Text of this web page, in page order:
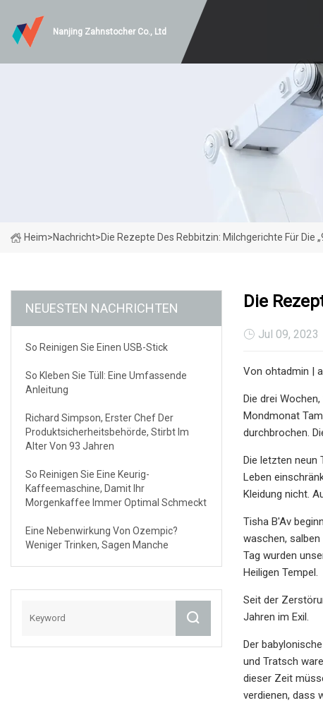
Nanjing Zahnstocher Co., Ltd
Heim>Nachricht>Die Rezepte Des Rebbitzin: Milchgerichte Für Die
NEUESTEN NACHRICHTEN
So Reinigen Sie Einen USB-Stick
So Kleben Sie Tüll: Eine Umfassende
Anleitung
Richard Simpson, Erster Chef Der
Produktsicherheitsbehörde, Stirbt Im
Alter Von 93 Jahren
So Reinigen Sie Eine Keurig-
Kaffeemaschine, Damit Ihr
Morgenkaffee Immer Optimal Schmeckt
Eine Nebenwirkung Von Ozempic?
Weniger Trinken, Sagen Manche
Die
Jul 09, 2023
Von ohtadmin |
Die drei
Mondmonat
durchbrochen.
Die letzten neun
Leben
Kleidung nicht.
Tisha B'Av
waschen,
Tag wurden
Heiligen Tempel.
Seit der
Jahren im Exil.
Der
und Tratsch
dieser Zeit
verdienen, dass